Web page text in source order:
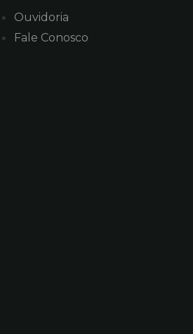
Ouvidoria
Fale Conosco